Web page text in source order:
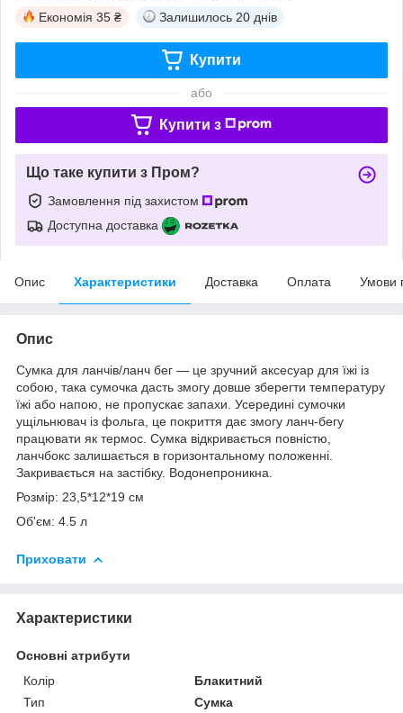
Економія 35 ₴ Залишилось 20 днів
Купити
або
Купити з
Що таке купити з Пром?
Замовлення під захистом
Доступна доставка
Опис Характеристики Доставка Оплата Умови
Опис
Сумка для ланчів/ланч бег — це зручний аксесуар для їжі із
собою, така сумочка дасть змогу довше зберегти температуру
їжі або напою, не пропускає запахи. Усередині сумочки
ущільнювач із фольга, це покриття дає змогу ланч-бегу
працювати як термос. Сумка відкривається повністю,
ланчбокс залишається в горизонтальному положенні.
Закривається на застібку. Водонепроникна.
Розмір: 23,5*12*19 см
Об'єм: 4.5 л
Приховати
Характеристики
Основні атрибути
Колір
Блакитний
Тип
Сумка